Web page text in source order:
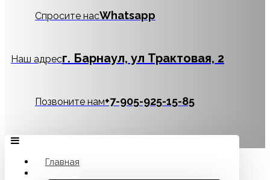
Спросите насWhatsapp
Наш адресг. Барнаул, ул Трактовая, 2
Позвоните нам‪+7-905-925-15-85
Главная